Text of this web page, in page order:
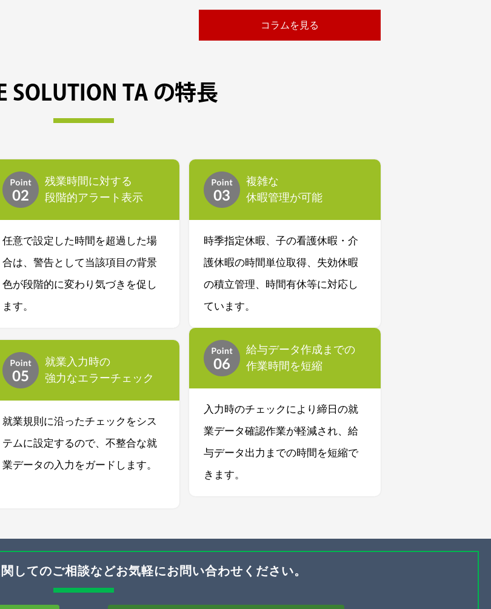
コラムを見る
SOLUTION TA の特長
残業時間に対する
段階的アラート表示
任意で設定した時間を超過した場
合は、警告として当該項目の背景
色が段階的に変わり気づきを促し
ます。
複雑な
休暇管理が可能
時季指定休暇、子の看護休暇・介
護休暇の時間単位取得、失効休暇
の積立管理、時間有休等に対応し
ています。
就業入力時の
強力なエラーチェック
就業規則に沿ったチェックをシス
テムに設定するので、不整合な就
業データの入力をガードします。
給与データ作成までの
作業時間を短縮
入力時のチェックにより締日の就
業データ確認作業が軽減され、給
与データ出力までの時間を短縮で
きます。
してのご相談などお気軽にお問い合わせください。